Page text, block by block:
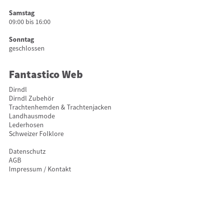
Samstag
09:00 bis 16:00
Sonntag
geschlossen
Fantastico Web
Dirndl
Dirndl Zubehör
Trachtenhemden & Trachtenjacken
Landhausmode
Lederhosen
Schweizer Folklore
Datenschutz
AGB
Impressum / Kontakt